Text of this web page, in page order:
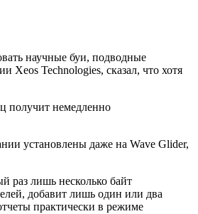
научные буи, подводные
Technologies, сказал, что хотя
получит немедленно
установлены даже на Wave Glider,
раз лишь несколько байт
добавит лишь один или два
практически в режиме